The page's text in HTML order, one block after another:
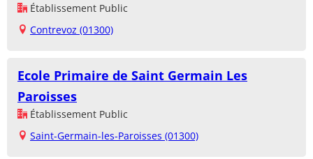
Établissement Public
Contrevoz (01300)
Ecole Primaire de Saint Germain Les
Paroisses
Établissement Public
Saint-Germain-les-Paroisses (01300)